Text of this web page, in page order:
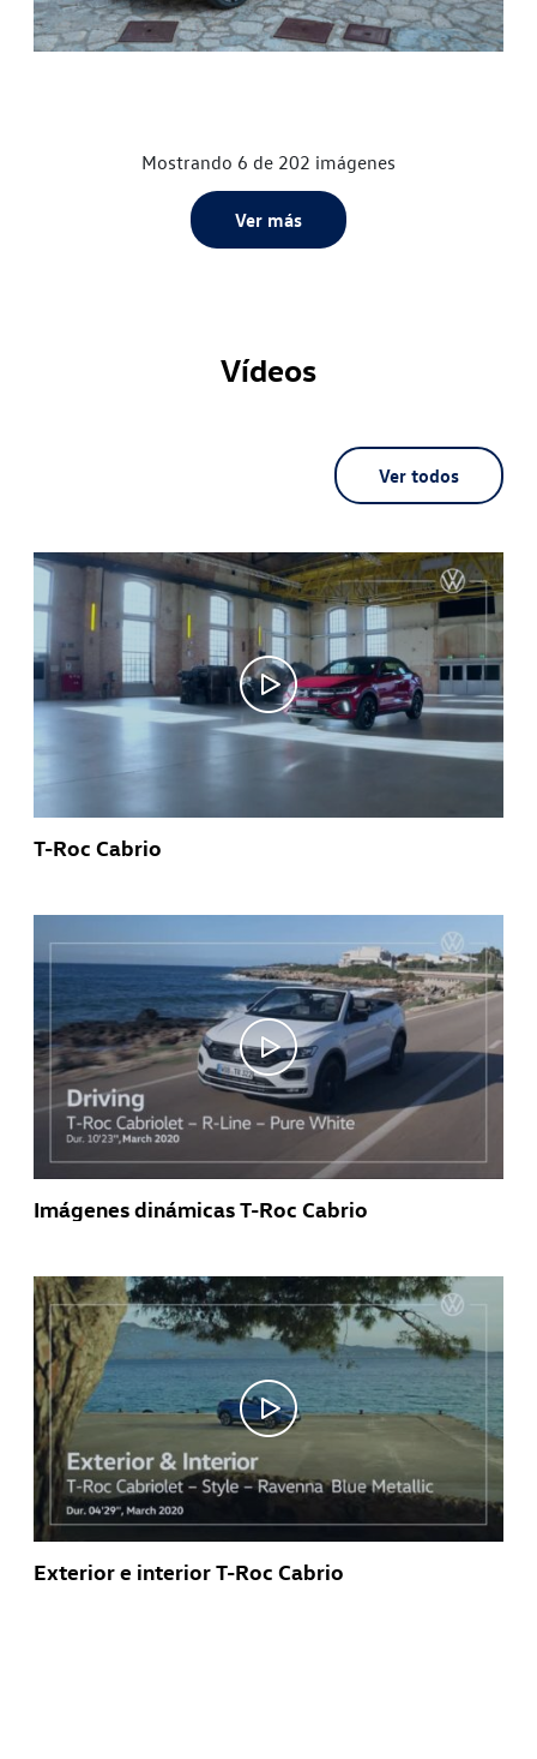
Mostrando 6 de 202 imágenes
Ver más
Vídeos
Ver todos
T-Roc Cabrio
Imágenes dinámicas T-Roc Cabrio
Exterior e interior T-Roc Cabrio